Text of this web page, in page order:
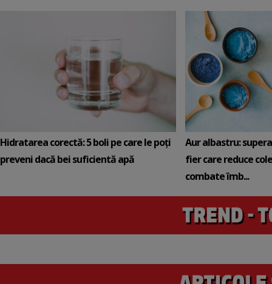
Hidratarea corectă: 5 boli pe care le poți
preveni dacă bei suficientă apă
Aur albastru:
fier care reduce
combate îmb...